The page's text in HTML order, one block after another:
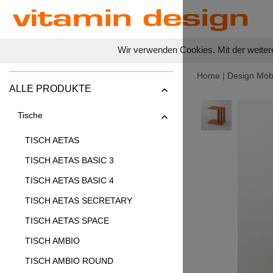
Wir verwenden Cookies. Mit der
ALLE PRODUKTE
Tische
TISCH AETAS
TISCH AETAS BASIC 3
TISCH AETAS BASIC 4
TISCH AETAS SECRETARY
TISCH AETAS SPACE
TISCH AMBIO
TISCH AMBIO ROUND
Home | Design